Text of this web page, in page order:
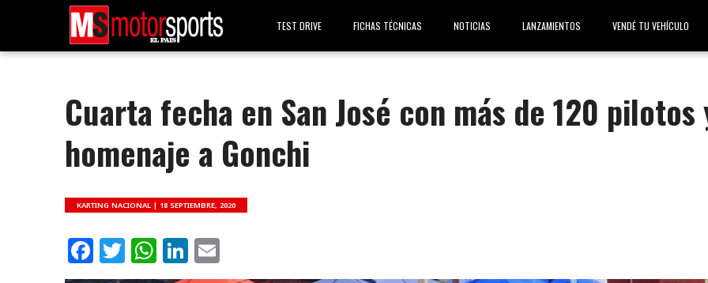
TEST DRIVE FICHAS TÉCNICAS NOTICIAS LANZAMIENTOS VENDÉ TU VEHÍCULO
Cuarta fecha en San José con más de 120 pilotos
homenaje a Gonchi
KARTING NACIONAL | 18 SEPTIEMBRE, 2020
Facebook
Twitter
WhatsApp
LinkedIn